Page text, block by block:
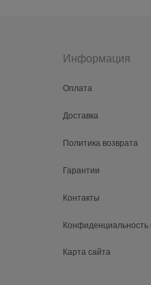
Информация
Оплата
Доставка
Политика возврата
Гарантии
Контакты
Карта сайта